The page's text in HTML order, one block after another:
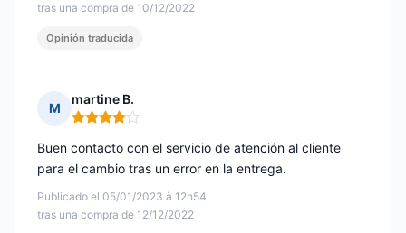
tras una compra de 10/12/2022
Opinión traducida
M
martine B.
Nota: 4 de 5
Publicado el 05/01/2023 à 12h54
tras una compra de 12/12/2022
Buen contacto con el servicio de atención al cliente
para el cambio tras un error en la entrega.